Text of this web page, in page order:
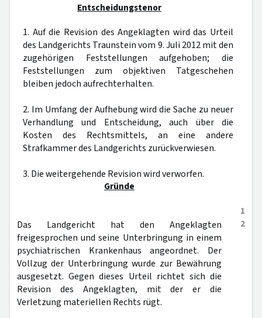
Entscheidungstenor
1. Auf die Revision des Angeklagten wird das Urteil
des Landgerichts Traunstein vom 9. Juli 2012 mit den
zugehörigen Feststellungen aufgehoben; die
Feststellungen zum objektiven Tatgeschehen
bleiben jedoch aufrechterhalten.
2. Im Umfang der Aufhebung wird die Sache zu neuer
Verhandlung und Entscheidung, auch über die
Kosten des Rechtsmittels, an eine andere
Strafkammer des Landgerichts zurückverwiesen.
3. Die weitergehende Revision wird verworfen.
Gründe
1
2
Das Landgericht hat den Angeklagten
freigesprochen und seine Unterbringung in einem
psychiatrischen Krankenhaus angeordnet. Der
Vollzug der Unterbringung wurde zur Bewährung
ausgesetzt. Gegen dieses Urteil richtet sich die
Revision des Angeklagten, mit der er die
Verletzung materiellen Rechts rügt.